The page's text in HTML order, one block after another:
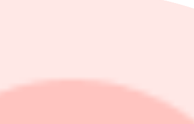
Aktien har gått starkt sedan noteringen i juni
och en klen organisk tillväxt
hög direktavkastning kan vara aktiens
Börsveckan bedömer